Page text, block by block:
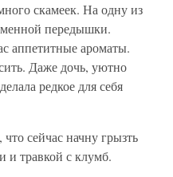
скамеек. На одну из
передышки.
аппетитные ароматы.
Даже дочь, уютно
редкое для себя
сейчас начну грызть
и травкой с клумб.